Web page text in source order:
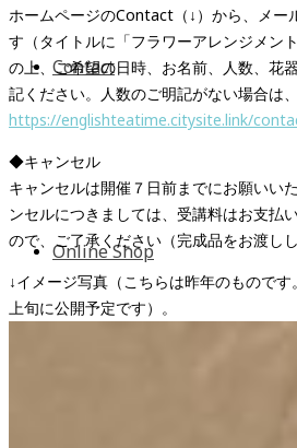
Contact
Online Shop
ホームページのContact（↓）から、メー
す（タイトルに「フラワーアレンジメン
の上、ご希望の日時、お名前、人数、花
記ください。人数のご明記がない場合は
https://englishteatime.citysite.link/
◆キャンセル
キャンセルは開催７日前までにお願いい
ンセルにつきましては、受講料はお支払
ので、ご了承ください（完成品をお渡しし
↓イメージ写真（こちらは昨年のもので
上旬に公開予定です）。